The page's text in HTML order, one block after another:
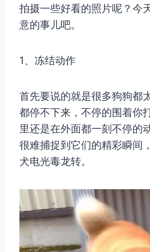
拍摄一些好看的照片呢？今
意的事儿吧。
1、冻结动作
首先要说的就是很多狗狗都
都停不下来，不停的围着你
里还是在外面都一刻不停的
很难捕捉到它们的精彩瞬间
犬电光毒龙转。